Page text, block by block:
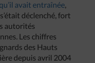
avait entraînée,
déclenché, fort
autorités
Les chiffres
des Hauts
depuis avril 2004